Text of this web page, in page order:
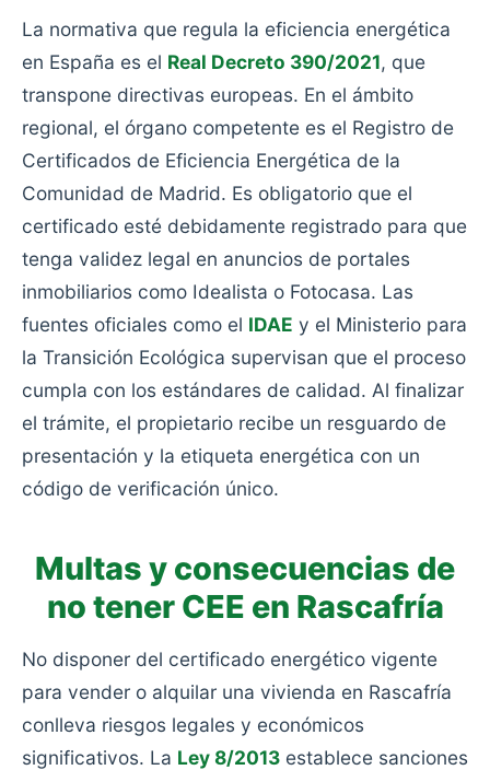
La normativa que regula la eficiencia energética
en España es el Real Decreto 390/2021, que
transpone directivas europeas. En el ámbito
regional, el órgano competente es el Registro de
Certificados de Eficiencia Energética de la
Comunidad de Madrid. Es obligatorio que el
certificado esté debidamente registrado para que
tenga validez legal en anuncios de portales
inmobiliarios como Idealista o Fotocasa. Las
fuentes oficiales como el IDAE y el Ministerio para
la Transición Ecológica supervisan que el proceso
cumpla con los estándares de calidad. Al finalizar
el trámite, el propietario recibe un resguardo de
presentación y la etiqueta energética con un
código de verificación único.
Multas y consecuencias de
no tener CEE en Rascafría
No disponer del certificado energético vigente
para vender o alquilar una vivienda en Rascafría
conlleva riesgos legales y económicos
significativos. La Ley 8/2013 establece sanciones